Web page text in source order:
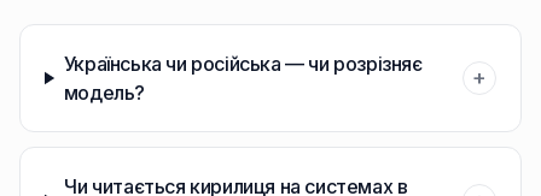
Українська чи російська — чи розрізняє
модель?
+
Чи читається кирилиця на системах в